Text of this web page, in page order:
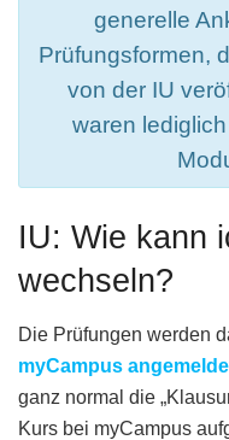
generelle
Prüfungsformen,
von der IU
waren
IU: Wie kann
wechseln?
Die Prüfungen werden
myCampus
ganz normal die
Kurs bei myCampus